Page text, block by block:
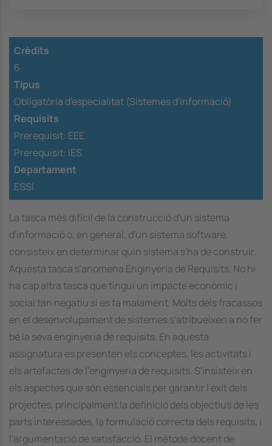
Crèdits
6
Tipus
Obligatòria d'especialitat (Sistemes d'informació)
Requisits
Prerequisit: EEE
Prerequisit: IES
Departament
ESSI
La tasca més difícil de la construcció d'un sistema
d'informació o, en general, d'un sistema software,
consisteix en determinar quin sistema s'ha de construir.
Aquesta tasca s'anomena Enginyeria de Requisits. No hi
ha cap altra tasca que tingui un impacte econòmic i
social tan negatiu si es fa malament. Molts dels fracassos
en el desenvolupament de sistemes s'atribueixen a no fer
bé la seva enginyeria de requisits. En aquesta
assignatura es presenten els conceptes, les activitats i
els artefactes de l'enginyeria de requisits. S'insisteix en
els aspectes que són essencials per garantir l'èxit dels
projectes, principalment la definició dels objectius de les
parts interessades, la formulació correcta dels requisits, i
l'argumentació de satisfacció. El mètode docent de